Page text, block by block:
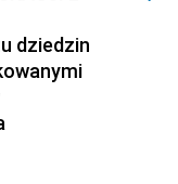
dziedzin